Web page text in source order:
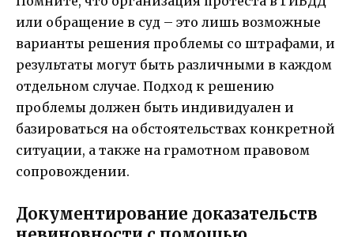
или обращение в суд – это лишь возможные
варианты решения проблемы со штрафами, и
результаты могут быть различными в каждом
отдельном случае. Подход к решению
проблемы должен быть индивидуален и
базироваться на обстоятельствах конкретной
ситуации, а также на грамотном правовом
сопровождении.
Документирование доказательств